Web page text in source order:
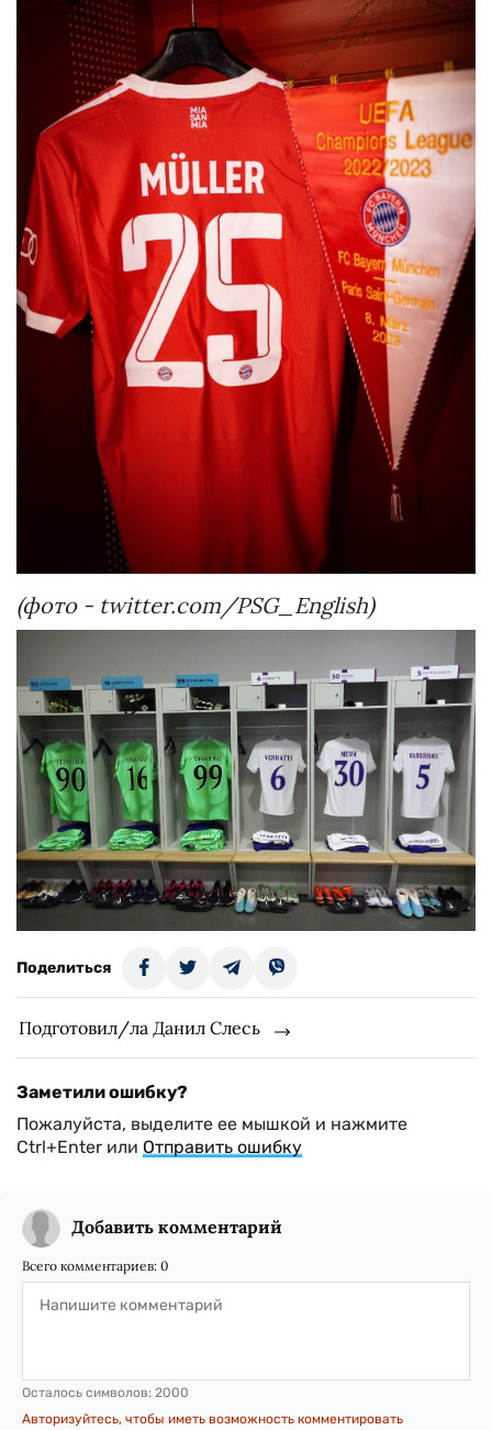
(фото - twitter.com/PSG_English)
Поделиться
Подготовил/ла Данил Слесь
Заметили ошибку?
Пожалуйста, выделите ее мышкой и нажмите
Ctrl+Enter или Отправить ошибку
Добавить комментарий
Всего комментариев: 0
Осталось символов: 2000
Авторизуйтесь, чтобы иметь возможность комментировать